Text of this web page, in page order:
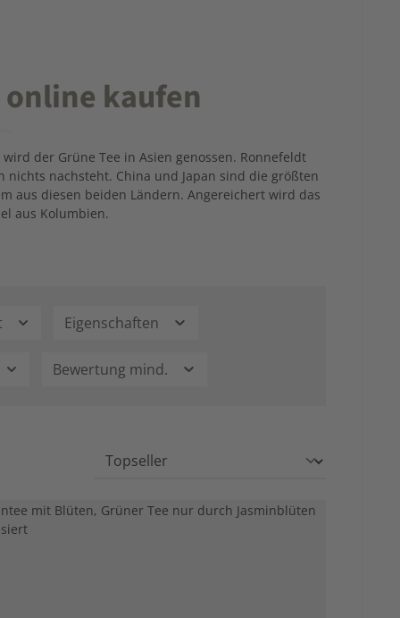
kaufen
der Grüne Tee in Asien genossen. Ronnefeldt
nachsteht. China und Japan sind die größten
aus diesen beiden Ländern. Angereichert wird das
aus Kolumbien.
Eigenschaften
Bewertung mind.